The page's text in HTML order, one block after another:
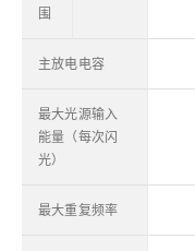
围
主放电电容
最大光源输入
能量（每次闪
光）
最大重复频率